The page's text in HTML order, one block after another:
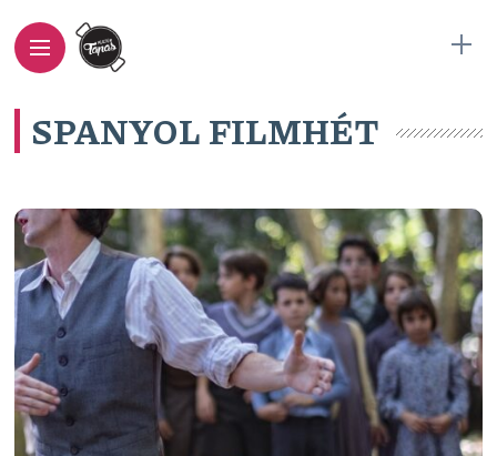
SPANYOL FILMHÉT